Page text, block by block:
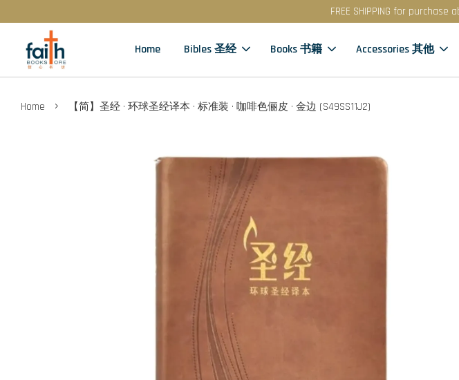
FREE SHIPPING for purchase
Home Bibles 圣经 Books 书籍 Accessories 其他
Home › 【简】圣经 · 环球圣经译本 · 标准装 · 咖啡色俪皮 · 金边 (S49SS11J2)